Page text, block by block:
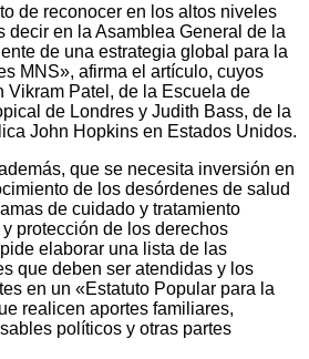
de reconocer en los altos niveles
decir en la Asamblea General de la
de una estrategia global para la
MNS», afirma el artículo, cuyos
Vikram Patel, de la Escuela de
de Londres y Judith Bass, de la
John Hopkins en Estados Unidos.
que se necesita inversión en
de los desórdenes de salud
de cuidado y tratamiento
protección de los derechos
elaborar una lista de las
que deben ser atendidas y los
en un «Estatuto Popular para la
realicen aportes familiares,
políticos y otras partes